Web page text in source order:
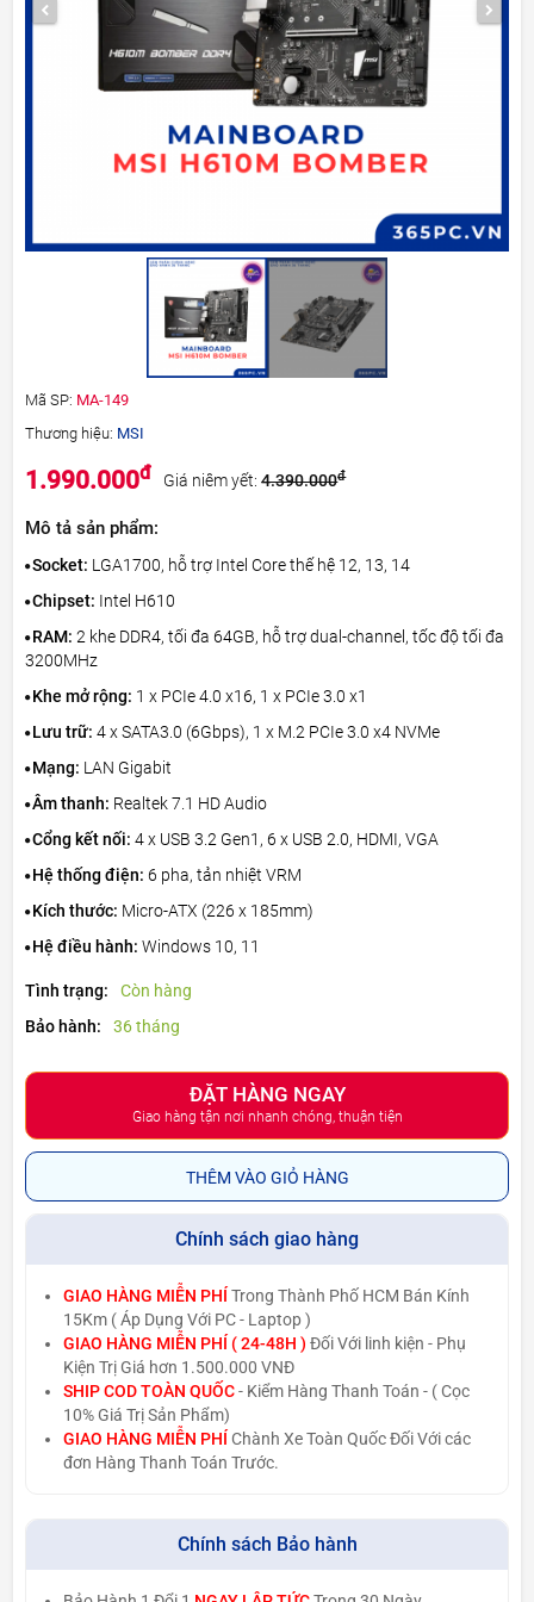
Mã SP: MA-149
Thương hiệu: MSI
1.990.000đ Giá niêm yết:4.390.000đ
Mô tả sản phẩm:
Socket: LGA1700, hỗ trợ Intel Core thế hệ 12, 13, 14
Chipset: Intel H610
RAM: 2 khe DDR4, tối đa 64GB, hỗ trợ dual-channel, tốc độ tối đa
3200MHz
Khe mở rộng: 1 x PCIe 4.0 x16, 1 x PCIe 3.0 x1
Lưu trữ: 4 x SATA3.0 (6Gbps), 1 x M.2 PCIe 3.0 x4 NVMe
Mạng: LAN Gigabit
Âm thanh: Realtek 7.1 HD Audio
Cổng kết nối: 4 x USB 3.2 Gen1, 6 x USB 2.0, HDMI, VGA
Hệ thống điện: 6 pha, tản nhiệt VRM
Kích thước: Micro-ATX (226 x 185mm)
Hệ điều hành: Windows 10, 11
Tình trạng:
Còn hàng
Bảo hành:
36 tháng
ĐẶT HÀNG NGAY
Giao hàng tận nơi nhanh chóng, thuận tiện
THÊM VÀO GIỎ HÀNG
Chính sách giao hàng
GIAO HÀNG MIỄN PHÍ Trong Thành Phố HCM Bán Kính
15Km ( Áp Dụng Với PC - Laptop )
GIAO HÀNG MIỄN PHÍ ( 24-48H ) Đối Với linh kiện - Phụ
Kiện Trị Giá hơn 1.500.000 VNĐ
SHIP COD TOÀN QUỐC- Kiểm Hàng Thanh Toán - ( Cọc
10% Giá Trị Sản Phẩm)
GIAO HÀNG MIỄN PHÍ Chành Xe Toàn Quốc Đối Với các
đơn Hàng Thanh Toán Trước.
Chính sách Bảo hành